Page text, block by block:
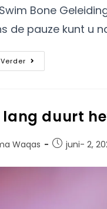
Bone
de pauze kunt u
lang duurt
Waqas juni- 2,